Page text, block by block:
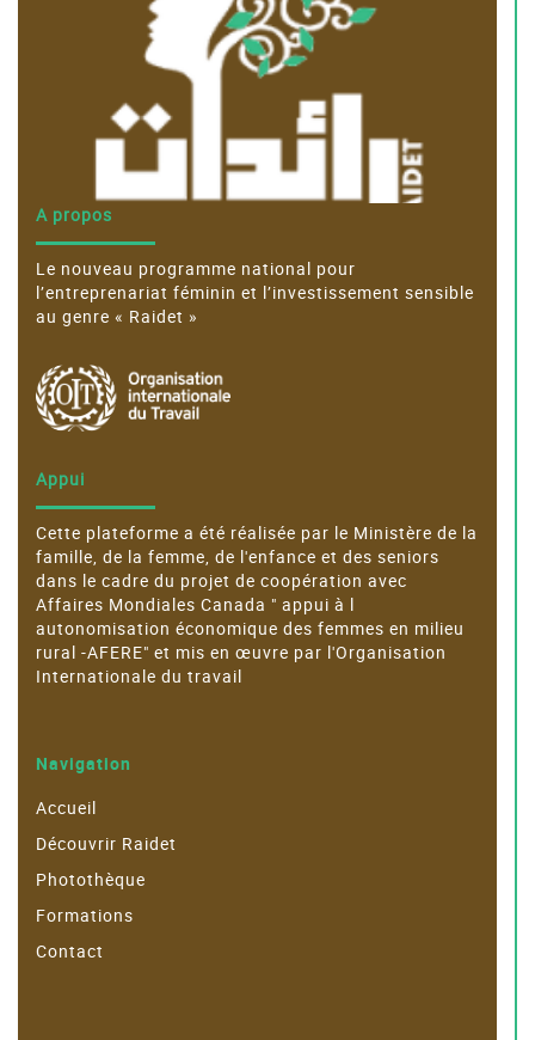
A propos
Le nouveau programme national pour
l’entreprenariat féminin et l’investissement sensible
au genre « Raidet »
Appui
Cette plateforme a été réalisée par le Ministère de la
famille, de la femme, de l'enfance et des seniors
dans le cadre du projet de coopération avec
Affaires Mondiales Canada " appui à l
autonomisation économique des femmes en milieu
rural -AFERE" et mis en œuvre par l'Organisation
Internationale du travail
Navigation
Accueil
Découvrir Raidet
Photothèque
Formations
Contact